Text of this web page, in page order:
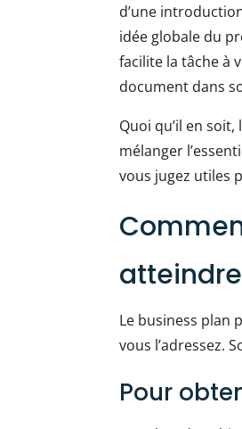
d’une
idée globale du
facilite la tâche à
document dans
Quoi qu’il en
mélanger
vous jugez utiles
Le business plan
vous l’adressez.
Pour